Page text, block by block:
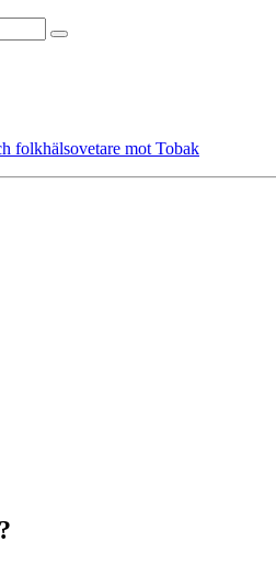
folkhälsovetare mot Tobak